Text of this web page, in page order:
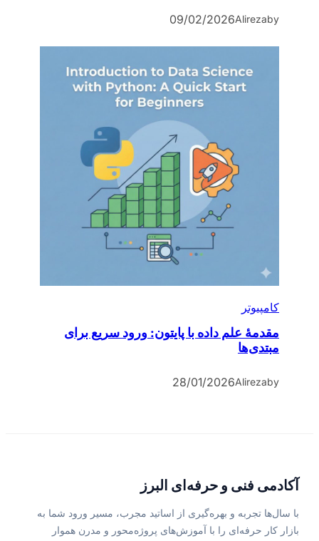
by
Alireza
09/02/2026
کامپیوتر
مقدمۀ علم داده با پایتون: ورود سریع برای
مبتدی‌ها
by
Alireza
28/01/2026
آکادمی فنی و حرفه‌ای البرز
با سال‌ها تجربه و بهره‌گیری از اساتید مجرب، مسیر ورود شما به
بازار کار حرفه‌ای را با آموزش‌های پروژه‌محور و مدرن هموار